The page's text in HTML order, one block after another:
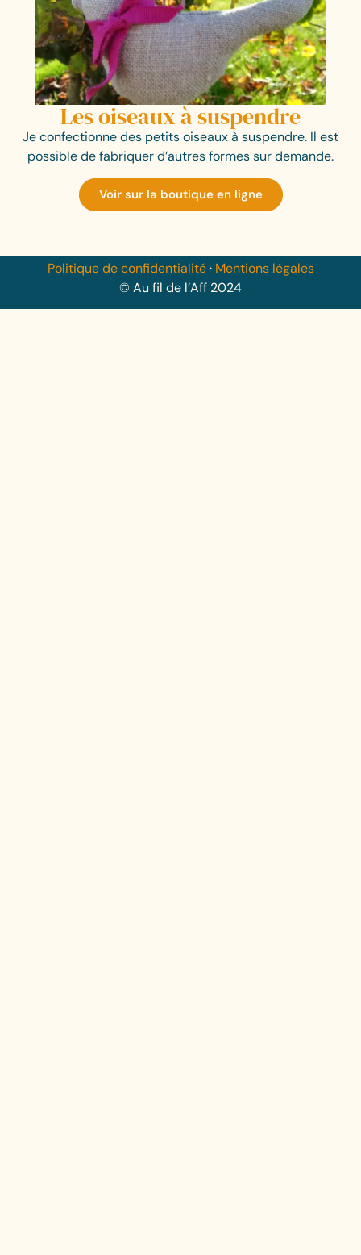
Les oiseaux à suspendre
Je confectionne des petits oiseaux à suspendre. Il est
possible de fabriquer d’autres formes sur demande.
Voir sur la boutique en ligne
Politique de confidentialité· Mentions légales
© Au fil de l’Aff 2024